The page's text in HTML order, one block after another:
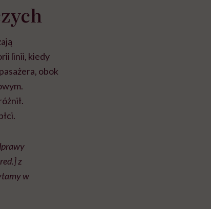
linii, kiedy
obok
z
w